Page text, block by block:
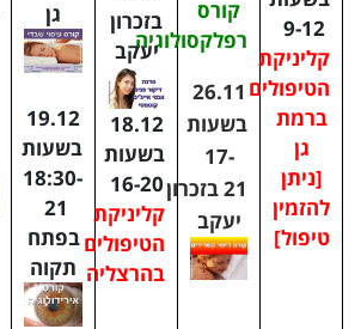
9-12
קליניקת
הטיפולים
ברמת
גן
[ניתן
להזמין
טיפול]
קורס
רפלקסולוגיה
26.11
בשעות
17-
21בזכרון
יעקב
בזכרון
יעקב
18.12
בשעות
16-20
קליניקת
הטיפולים
בהרצליה
גן
19.12
בשעות
18:30-
21
בפתח
תקוה